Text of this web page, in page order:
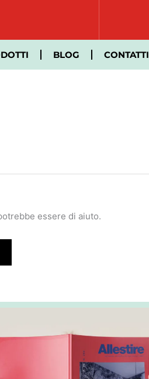
BLOG CONTATTI
essere di aiuto.